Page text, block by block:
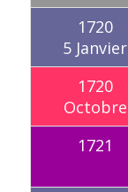
1720
5 Janvier
1720
Octobre
1721